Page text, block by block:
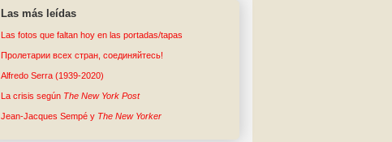
Las más leídas
Las fotos que faltan hoy en las portadas/tapas
Пролетарии всех стран, соединяйтесь!
Alfredo Serra (1939-2020)
La crisis según The New York Post
Jean-Jacques Sempé y The New Yorker